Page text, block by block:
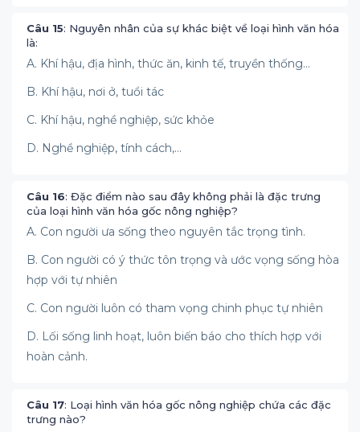
Câu 15: Nguyên nhân của sự khác biệt về loại hình văn hóa
là:
A. Khí hậu, địa hình, thức ăn, kinh tế, truyền thống…
B. Khí hậu, nơi ở, tuổi tác
C. Khí hậu, nghề nghiệp, sức khỏe
D. Nghề nghiệp, tính cách,...
Câu 16: Đặc điểm nào sau đây không phải là đặc trưng
của loại hình văn hóa gốc nông nghiệp?
A. Con người ưa sống theo nguyên tắc trọng tình.
B. Con người có ý thức tôn trọng và ước vọng sống hòa
hợp với tự nhiên
C. Con người luôn có tham vọng chinh phục tự nhiên
D. Lối sống linh hoạt, luôn biến báo cho thích hợp với
hoàn cảnh.
Câu 17: Loại hình văn hóa gốc nông nghiệp chứa các đặc
trưng nào?